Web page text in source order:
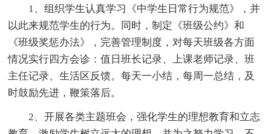
1、组织学生认真学习《中学生日常行为规范》，并
以此来规范学生的行为。同时，制定《班级公约》和
《班级奖惩办法》，完善管理制度，对每天班级各方面
情况实行四方会诊：值日班长记录、上课老师记录、班
主任记录、生活区反馈。每天一小结，每周一总结，及
时鼓励先进，鞭策落后。
2、开展各类主题班会，强化学生的理想教育和立志